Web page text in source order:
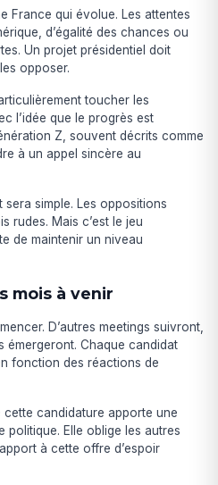
France qui évolue. Les attentes
d’égalité des chances ou
Un projet présidentiel doit
opposer.
toucher les
l’idée que le progrès est
Z, souvent décrits comme
à un appel sincère au
simple. Les oppositions
rudes. Mais c’est le jeu
de maintenir un niveau
mois à venir
D’autres meetings suivront,
émergeront. Chaque candidat
fonction des réactions de
cette candidature apporte une
Elle oblige les autres
à cette offre d’espoir